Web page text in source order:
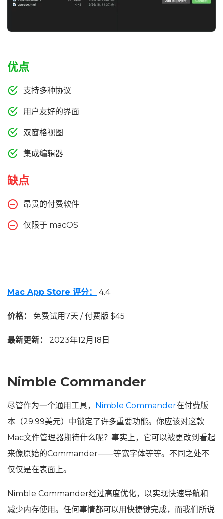
优点
支持多种协议
用户友好的界面
双窗格视图
集成编辑器
缺点
昂贵的付费软件
仅限于 macOS
Mac App Store 评分： 4.4
价格： 免费试用7天 / 付费版 $45
最新更新： 2023年12月18日
Nimble Commander
尽管作为一个通用工具， Nimble Commander在付费版
本（29.99美元）中锁定了许多重要功能。你应该对这款
Mac文件管理器期待什么呢？事实上，它可以被更改到看起
来像原始的Commander——等宽字体等等。不同之处不
仅仅是在表面上。
Nimble Commander经过高度优化，以实现快速导航和
减少内存使用。任何事情都可以用快捷键完成，而我们所说